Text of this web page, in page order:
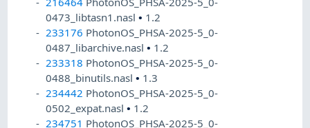
0473_libtasn1.nasl• 1.2
233176 PhotonOS_PHSA-2025-5_0-
0487_libarchive.nasl• 1.2
233318 PhotonOS_PHSA-2025-5_0-
0488_binutils.nasl• 1.3
234442 PhotonOS_PHSA-2025-5_0-
0502_expat.nasl• 1.2
234751 PhotonOS_PHSA-2025-5_0-